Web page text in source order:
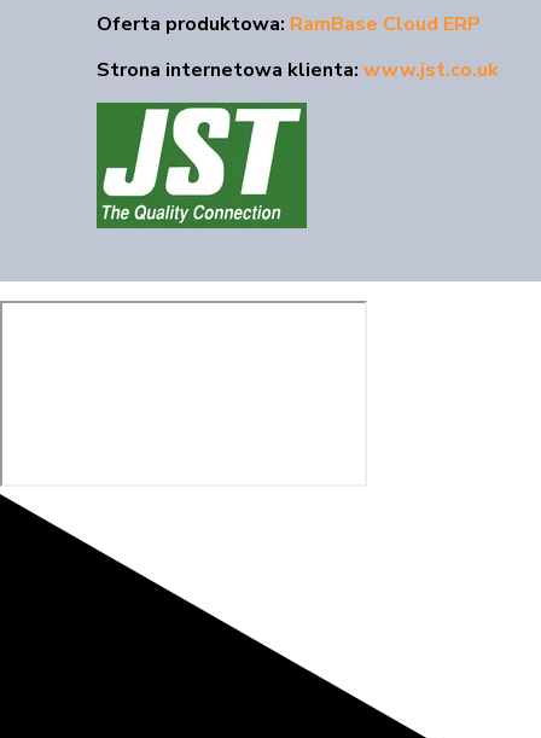
Oferta produktowa: RamBase Cloud ERP
Strona internetowa klienta: www.jst.co.uk